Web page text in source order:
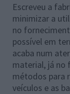
Escreveu a
minimizar a
no
possível em
acaba num
material, já no
métodos para
veículos e as